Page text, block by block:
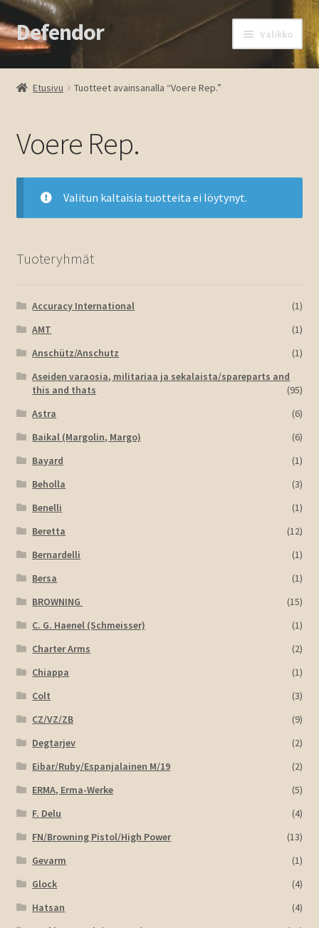
Siirry
navigointiin
Siirry
sisältöön
Defendor Valikko
Etusivu
Oma tili
Ostoskori
Tuotteet
Ota yhteyttä
Etusivu Tuotteet avainsanalla “Voere Rep.”
Voere Rep.
Valitun kaltaisia tuotteita ei löytynyt.
Tuoteryhmät
Accuracy International
(1)
AMT
(1)
Anschütz/Anschutz
(1)
Aseiden varaosia, militariaa ja sekalaista/spareparts and
this and thats
(95)
Astra
(6)
Baikal (Margolin, Margo)
(6)
Bayard
(1)
Beholla
(3)
Benelli
(1)
Beretta
(12)
Bernardelli
(1)
Bersa
(1)
BROWNING
(15)
C. G. Haenel (Schmeisser)
(1)
Charter Arms
(2)
Chiappa
(1)
Colt
(3)
CZ/VZ/ZB
(9)
Degtarjev
(2)
Eibar/Ruby/Espanjalainen M/19
(2)
ERMA, Erma-Werke
(5)
F. Delu
(4)
FN/Browning Pistol/High Power
(13)
Gevarm
(1)
Glock
(4)
Hatsan
(4)